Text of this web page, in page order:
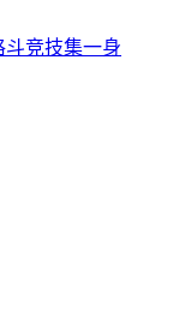
竞技集一身